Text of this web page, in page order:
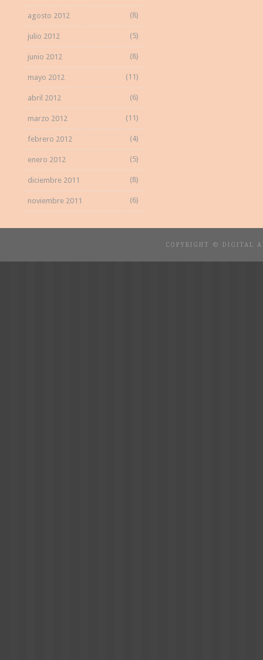
agosto 2012 (8)
julio 2012 (5)
junio 2012 (8)
mayo 2012 (11)
abril 2012 (6)
marzo 2012 (11)
febrero 2012 (4)
enero 2012 (5)
diciembre 2011 (8)
noviembre 2011 (6)
COPYRIGHT © DIGITAL